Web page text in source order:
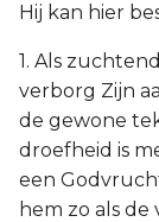
Hij kan hier
1. Als
verborg Zijn
de gewone
droefheid is
een
hem zo als de